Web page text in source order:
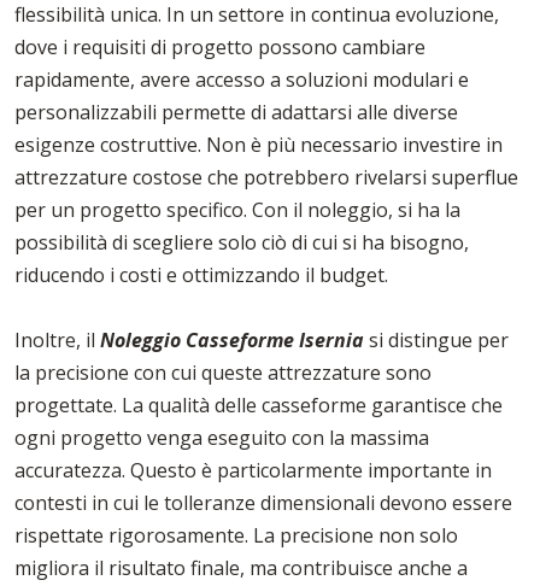
flessibilità unica. In un settore in continua evoluzione,
dove i requisiti di progetto possono cambiare
rapidamente, avere accesso a soluzioni modulari e
personalizzabili permette di adattarsi alle diverse
esigenze costruttive. Non è più necessario investire in
attrezzature costose che potrebbero rivelarsi superflue
per un progetto specifico. Con il noleggio, si ha la
possibilità di scegliere solo ciò di cui si ha bisogno,
riducendo i costi e ottimizzando il budget.
Inoltre, il Noleggio Casseforme Iserniasi distingue per
la precisione con cui queste attrezzature sono
progettate. La qualità delle casseforme garantisce che
ogni progetto venga eseguito con la massima
accuratezza. Questo è particolarmente importante in
contesti in cui le tolleranze dimensionali devono essere
rispettate rigorosamente. La precisione non solo
migliora il risultato finale, ma contribuisce anche a